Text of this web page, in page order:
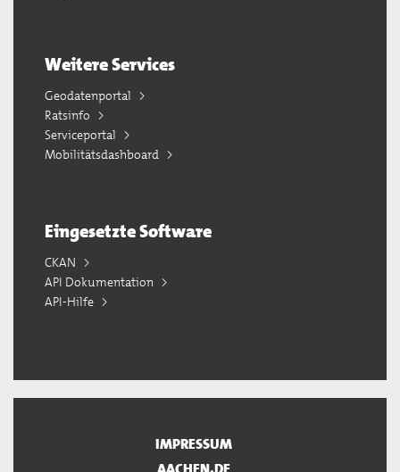
Weitere Services
Geodatenportal
Ratsinfo
Serviceportal
Mobilitätsdashboard
Eingesetzte Software
CKAN
API Dokumentation
API-Hilfe
IMPRESSUM